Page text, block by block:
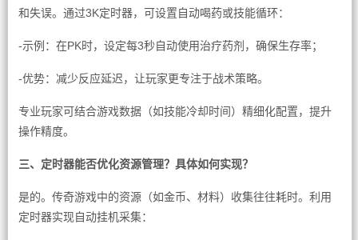
和失误。通过3K定时器，可设置自动喝药或技能循环：
-示例：在PK时，设定每3秒自动使用治疗药剂，确保生存率；
-优势：减少反应延迟，让玩家更专注于战术策略。
专业玩家可结合游戏数据（如技能冷却时间）精细化配置，提升
操作精度。
三、定时器能否优化资源管理？具体如何实现？
是的。传奇游戏中的资源（如金币、材料）收集往往耗时。利用
定时器实现自动挂机采集：